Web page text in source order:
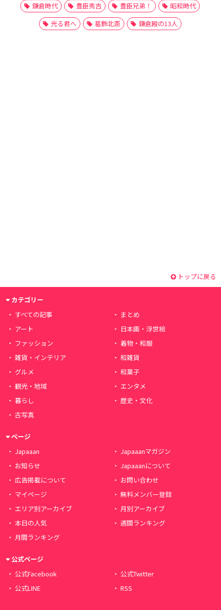
鎌倉時代
豊臣秀吉 豊臣兄弟！
昭和時代
光る君へ
葛飾北斎 鎌倉殿の13人
トップに戻る
カテゴリー
すべての記事
まとめ
アート
日本画・浮世絵
ファッション
着物・和服
雑貨・インテリア
和雑貨
グルメ
和菓子
観光・地域
エンタメ
暮らし
歴史・文化
古写真
ページ
Japaaan
Japaaanマガジン
お知らせ
Japaaanについて
広告掲載について
お問い合わせ
マイページ
無料メンバー登録
エリア別アーカイブ
月別アーカイブ
本日の人気
週間ランキング
月間ランキング
公式ページ
公式Facebook
公式Twitter
公式LINE
RSS